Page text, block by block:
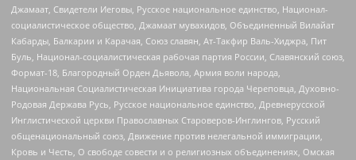
Джамаат, Свидетели Иеговы, Русское национальное единство, Национал-
социалистическое общество, Джамаат мувахидов, Объединенный Вилайат
Кабарды, Балкарии и Карачая, Союз славян, Ат-Такфир Валь-Хиджра, Пит
Буль, Национал-социалистическая рабочая партия России, Славянский союз,
Формат-18, Благородный Орден Дьявола, Армия воли народа,
Национальная Социалистическая Инициатива города Череповца, Духовно-
Родовая Держава Русь, Русское национальное единство, Древнерусской
Инглистической церкви Православных Староверов-Инглингов, Русский
общенациональный союз, Движение против нелегальной иммиграции,
Кровь и Честь, О свободе совести и о религиозных объединениях, Омская